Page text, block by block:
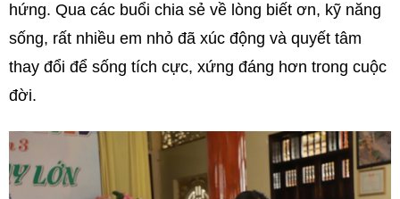
hứng. Qua các buổi chia sẻ về lòng biết ơn, kỹ năng
sống, rất nhiều em nhỏ đã xúc động và quyết tâm
thay đổi để sống tích cực, xứng đáng hơn trong cuộc
đời.